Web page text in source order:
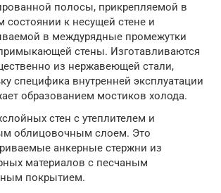
полосы, прикрепляемой в
состоянии к несущей стене и
в междурядные промежутки
стены. Изготавливаются
из нержавеющей стали,
специфика внутренней эксплуатации
образованием мостиков холода.
стен с утеплителем и
облицовочным слоем. Это
анкерные стержни из
материалов с песчаным
покрытием.